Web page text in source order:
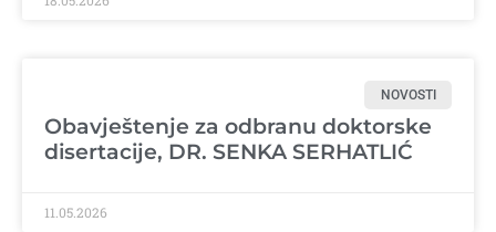
NOVOSTI
Obavještenje za odbranu doktorske
disertacije, DR. SENKA SERHATLIĆ
11.05.2026